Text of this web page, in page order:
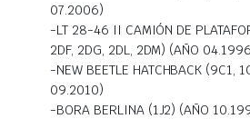
07.2006)
-LT 28-46 II CAMIÓN DE
2DF, 2DG, 2DL, 2DM) (AÑO
-NEW BEETLE HATCHBACK (9C1,
09.2010)
-BORA BERLINA (1J2) (AÑO